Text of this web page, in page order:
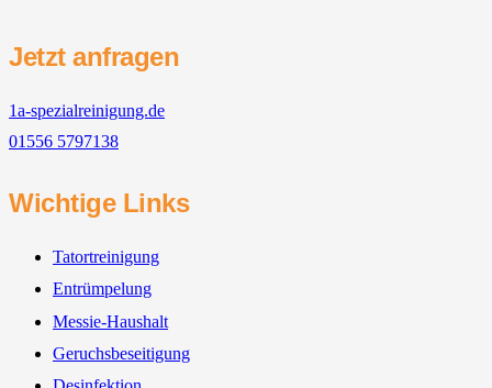
Jetzt anfragen
1a-spezialreinigung.de
01556 5797138
Wichtige Links
Tatortreinigung
Entrümpelung
Messie-Haushalt
Geruchsbeseitigung